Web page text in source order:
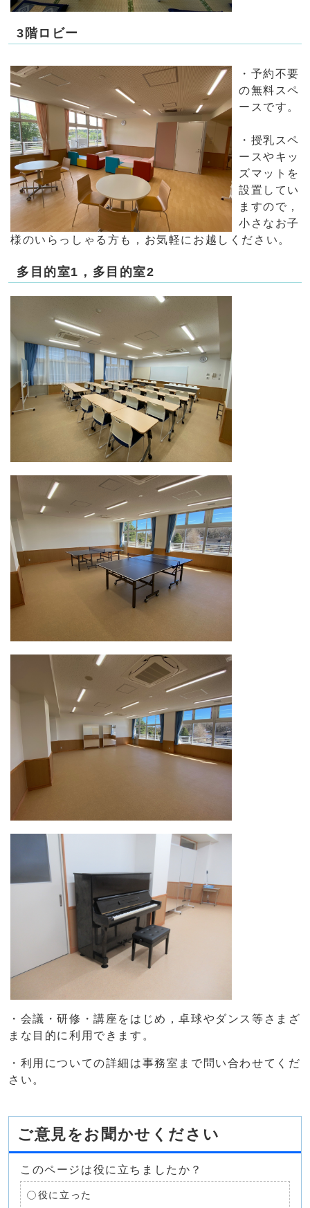
3階ロビー
・予約不要
の無料スペ
ースです。
・授乳スペ
ースやキッ
ズマットを
設置してい
ますので，
小さなお子
様のいらっしゃる方も，お気軽にお越しください。
多目的室1，多目的室2
・会議・研修・講座をはじめ，卓球やダンス等さまざ
まな目的に利用できます。
・利用についての詳細は事務室まで問い合わせてくだ
さい。
ご意見をお聞かせください
このページは役に立ちましたか？
役に立った